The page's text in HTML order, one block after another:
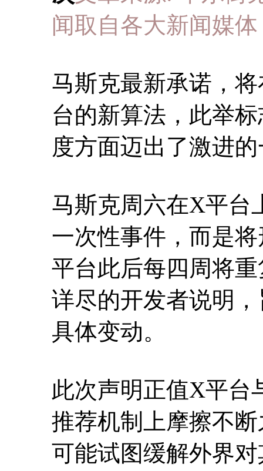
闻取自各大新闻媒
马斯克最新承诺，
台的新算法，此举
度方面迈出了激进
马斯克周六在X平台
一次性事件，而是
平台此后每四周将
详尽的开发者说明
具体变动。
此次声明正值X平台
推荐机制上摩擦不
可能试图缓解外界